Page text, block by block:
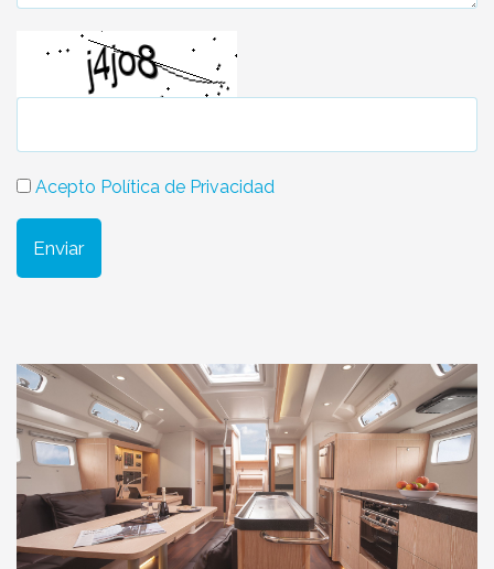
Acepto Política de Privacidad